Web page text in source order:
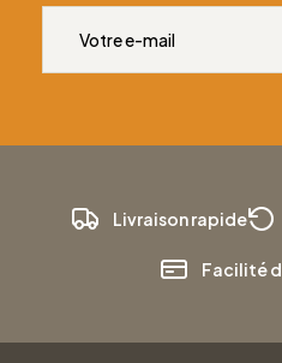
Livraison rapide
Facilité